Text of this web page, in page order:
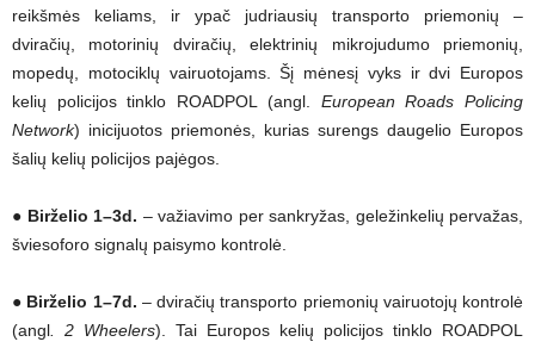
reikšmės keliams, ir ypač judriausių transporto priemonių –
dviračių, motorinių dviračių, elektrinių mikrojudumo priemonių,
mopedų, motociklų vairuotojams. Šį mėnesį vyks ir dvi Europos
kelių policijos tinklo ROADPOL (angl. European Roads Policing
Network) inicijuotos priemonės, kurias surengs daugelio Europos
šalių kelių policijos pajėgos.
● Birželio 1–3d. – važiavimo per sankryžas, geležinkelių pervažas,
šviesoforo signalų paisymo kontrolė.
● Birželio 1–7d. – dviračių transporto priemonių vairuotojų kontrolė
(angl . 2 Wheelers). Tai Europos kelių policijos tinklo ROADPOL